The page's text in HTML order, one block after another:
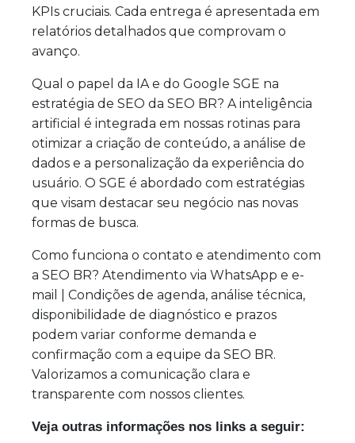
KPIs cruciais. Cada entrega é apresentada em
relatórios detalhados que comprovam o
avanço.
Qual o papel da IA e do Google SGE na
estratégia de SEO da SEO BR? A inteligência
artificial é integrada em nossas rotinas para
otimizar a criação de conteúdo, a análise de
dados e a personalização da experiência do
usuário. O SGE é abordado com estratégias
que visam destacar seu negócio nas novas
formas de busca.
Como funciona o contato e atendimento com
a SEO BR? Atendimento via WhatsApp e e-
mail | Condições de agenda, análise técnica,
disponibilidade de diagnóstico e prazos
podem variar conforme demanda e
confirmação com a equipe da SEO BR.
Valorizamos a comunicação clara e
transparente com nossos clientes.
Veja outras informações nos links a seguir: